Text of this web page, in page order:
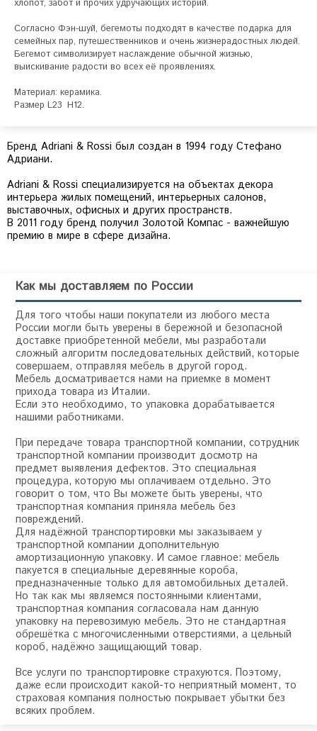
хлопот, забот и прочих удручающих историй.
Согласно Фэн-шуй, бегемоты подходят в качестве подарка для
семейных пар, путешественников и очень жизнерадостных людей.
Бегемот символизирует наслаждение обычной жизнью,
выискивание радости во всех её проявлениях.
Материал: керамика.
Размер L23  H12.
Бренд Adriani & Rossi был создан в 1994 году Стефано
Адриани.
Adriani & Rossi специализируется на объектах декора
интерьера жилых помещений, интерьерных салонов,
выставочных, офисных и других пространств.
В 2011 году бренд получил Золотой Компас - важнейшую
премию в мире в сфере дизайна.
Как мы доставляем по России
Для того чтобы наши покупатели из любого места
России могли быть уверены в бережной и безопасной
доставке приобретенной мебели, мы разработали
сложный алгоритм последовательных действий, которые
совершаем, отправляя мебель в другой город.
Мебель досматривается нами на приемке в момент
прихода товара из Италии.
Если это необходимо, то упаковка дорабатывается
нашими работниками.
При передаче товара транспортной компании, сотрудник
транспортной компании производит досмотр на
предмет выявления дефектов. Это специальная
процедура, которую мы оплачиваем отдельно. Это
говорит о том, что Вы можете быть уверены, что
транспортная компания приняла мебель без
повреждений.
Для надёжной транспортировки мы заказываем у
транспортной компании дополнительную
амортизационную упаковку. И самое главное: мебель
пакуется в специальные деревянные короба,
предназначенные только для автомобильных деталей.
Но так как мы являемся постоянными клиентами,
транспортная компания согласовала нам данную
упаковку на перевозимую мебель. Это не стандартная
обрешётка с многочисленными отверстиями, а цельный
короб, надёжно защищающий товар.
Все услуги по транспортировке страхуются. Поэтому,
даже если происходит какой-то неприятный момент, то
страховая компания полностью покрывает убытки без
всяких проблем.